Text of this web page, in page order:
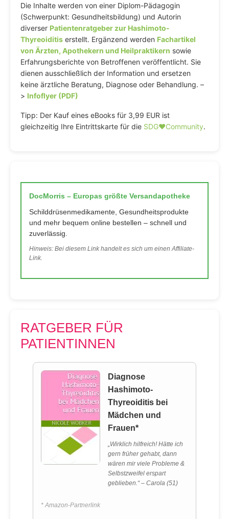
Die Inhalte werden von einer Diplom-Pädagogin
(Schwerpunkt: Gesundheitsbildung) und Autorin
diverser Patientenratgeber zur Hashimoto-
Thyreoiditis erstellt. Ergänzend werden Fachartikel
von Ärzten, Apothekern und Heilpraktikern sowie
Erfahrungsberichte von Betroffenen veröffentlicht. Sie
dienen ausschließlich der Information und ersetzen
keine ärztliche Beratung, Diagnose oder Behandlung. –
> Infoflyer (PDF)
Tipp: Der Kauf eines eBooks für 3,99 EUR ist
gleichzeitig Ihre Eintrittskarte für die SDG♥️Community.
DocMorris – Europas größte Versandapotheke
Schilddrüsenmedikamente, Gesundheitsprodukte
und mehr bequem online bestellen – schnell und
zuverlässig.
Hinweis: Bei diesem Link handelt es sich um einen Affiliate-
Link.
RATGEBER FÜR
PATIENTINNEN
Diagnose
Hashimoto-
Thyreoiditis bei
Mädchen und
Frauen*
„Wirklich hilfreich! Hätte ich
gern früher gehabt, dann
wären mir viele Probleme &
Selbstzweifel erspart
geblieben.“ – Carola (51)
* Amazon-Partnerlink